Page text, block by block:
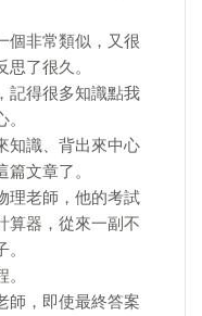
個非常類似，又很
了很久。
記得很多知識點我
知識、背出來中心
文章了。
理老師，他的考試
算器，從來一副不
師，即使最終答案